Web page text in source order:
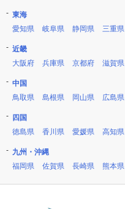
東海
愛知県
岐阜県 静岡県 三重県
近畿
大阪府
兵庫県 京都府 滋賀県
中国
鳥取県
島根県 岡山県 広島県
四国
徳島県
香川県 愛媛県 高知県
九州・沖縄
福岡県
佐賀県 長崎県 熊本県